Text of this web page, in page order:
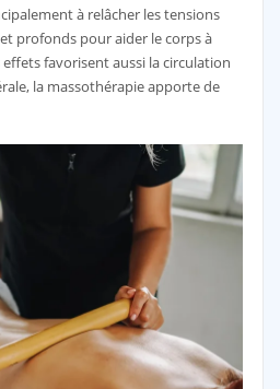
à relâcher les tensions
profonds pour aider le corps à
favorisent aussi la circulation
la massothérapie apporte de